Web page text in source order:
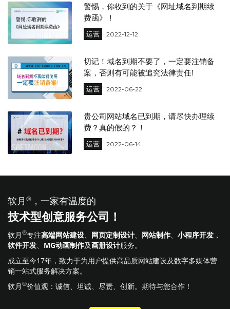
警惕，你收到的关于《网址域名到期续
费函》！
运营 2022-12-12
切记！域名到期不要了，一定要注销备
案，否则有可能被追究法律责任!
运营 2022-06-22
贵公司网站域名已到期，请尽快办理续
费？真的假的？！
运营 2022-06-14
软月 ® ，一家有温度的
技术型创意服务公司！
软月 ®专注高端网站建设 网页定制设计 网站制作 小程序开发 ，
软件开发
MG动画制作及画册设计服务。
成立至今17年，致力于为用户提供高品质网站建设及数字多媒体营
销一站式服务解决方案。
软月 ®价值观：诚信、坦诚、尽责、创新。期待与您合作！